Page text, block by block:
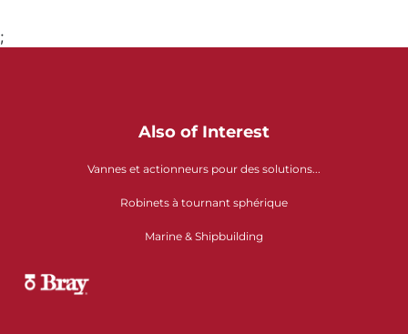
;
Also of Interest
Vannes et actionneurs pour des solutions...
Robinets à tournant sphérique
Marine & Shipbuilding